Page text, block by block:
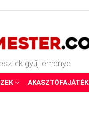
gyűjteménye
AKASZTÓFAJÁTÉK